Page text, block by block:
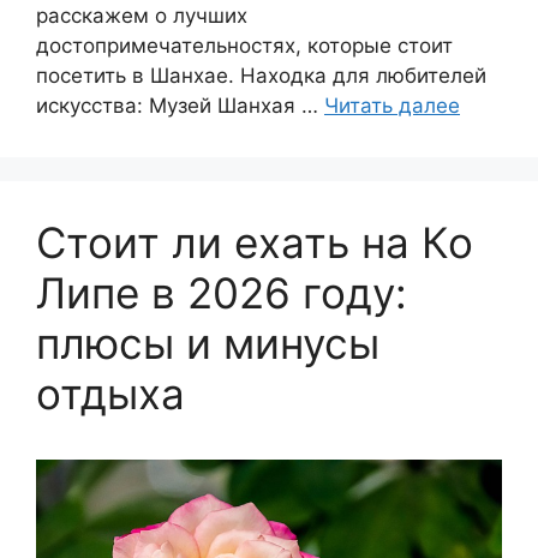
расскажем о лучших
достопримечательностях, которые стоит
посетить в Шанхае. Находка для любителей
искусства: Музей Шанхая … Читать далее
Стоит ли ехать на Ко
Липе в 2026 году:
плюсы и минусы
отдыха